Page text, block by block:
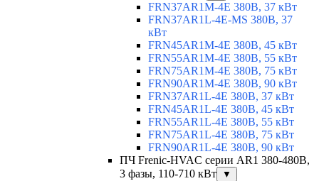
FRN37AR1M-4E 380В, 37 кВт
FRN37AR1L-4E-MS 380В, 37
кВт
FRN45AR1M-4E 380В, 45 кВт
FRN55AR1M-4E 380В, 55 кВт
FRN75AR1M-4E 380В, 75 кВт
FRN90AR1M-4E 380В, 90 кВт
FRN37AR1L-4E 380В, 37 кВт
FRN45AR1L-4E 380В, 45 кВт
FRN55AR1L-4E 380В, 55 кВт
FRN75AR1L-4E 380В, 75 кВт
FRN90AR1L-4E 380В, 90 кВт
ПЧ Frenic-HVAC серии AR1 380-480В,
3 фазы, 110-710 кВт
▼